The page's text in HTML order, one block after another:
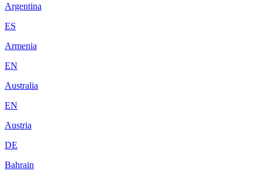
Argentina
ES
Armenia
EN
Australia
EN
Austria
DE
Bahrain